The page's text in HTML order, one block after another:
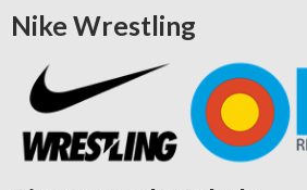
Nike Wrestling